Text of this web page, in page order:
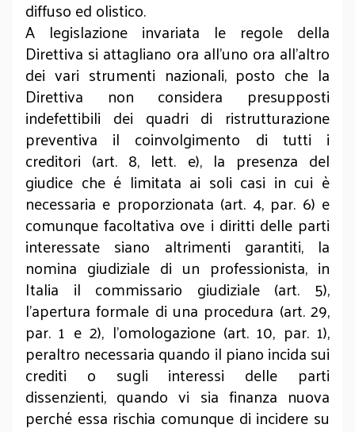
diffuso ed olistico.
A legislazione invariata le regole della
Direttiva si attagliano ora all’uno ora all’altro
dei vari strumenti nazionali, posto che la
Direttiva non considera presupposti
indefettibili dei quadri di ristrutturazione
preventiva il coinvolgimento di tutti i
creditori (art. 8, lett. e), la presenza del
giudice che é limitata ai soli casi in cui è
necessaria e proporzionata (art. 4, par. 6) e
comunque facoltativa ove i diritti delle parti
interessate siano altrimenti garantiti, la
nomina giudiziale di un professionista, in
Italia il commissario giudiziale (art. 5),
l’apertura formale di una procedura (art. 29,
par. 1 e 2), l’omologazione (art. 10, par. 1),
peraltro necessaria quando il piano incida sui
crediti o sugli interessi delle parti
dissenzienti, quando vi sia finanza nuova
perché essa rischia comunque di incidere su